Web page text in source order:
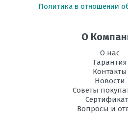
Электропитание,
Политика в отношении
О
О нас
Гарантия
Контакты
Новости
Советы
Вопросы и